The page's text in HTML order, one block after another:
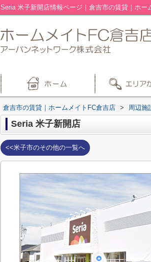
Seria 米子新開店情報ページ｜倉吉市の賃貸｜ホー
倉吉市の賃貸｜ホームメイトFC倉吉店 > 周辺施
Seria 米子新開店
<<米子市のその他の一覧へ